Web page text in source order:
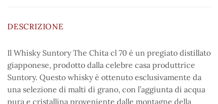
DESCRIZIONE
Il Whisky Suntory The Chita cl 70 è un pregiato distillato
giapponese, prodotto dalla celebre casa produttrice
Suntory. Questo whisky è ottenuto esclusivamente da
una selezione di malti di grano, con l’aggiunta di acqua
pura e cristallina proveniente dalle montagne della